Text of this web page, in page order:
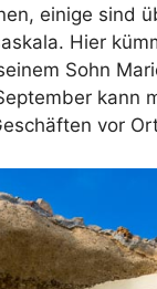
einige sind
Hier
Sohn
vor